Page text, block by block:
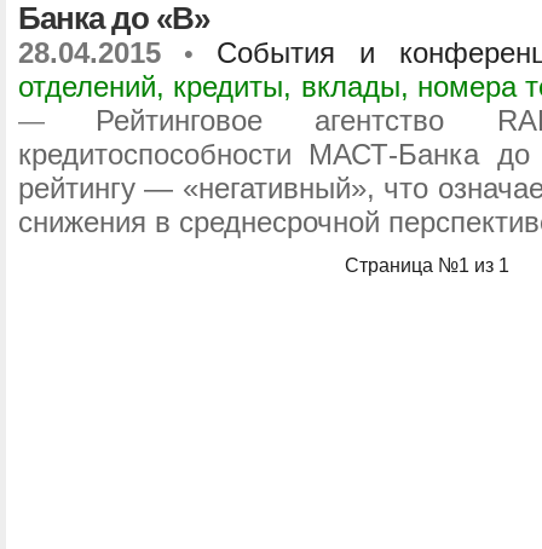
Банка до «B»
28.04.2015 • События и
отделений, кредиты, вклады, номера
— Рейтинговое агентство
кредитоспособности МАСТ-Банка
рейтингу — «негативный», что
снижения в среднесрочной
Страница №1 из 1